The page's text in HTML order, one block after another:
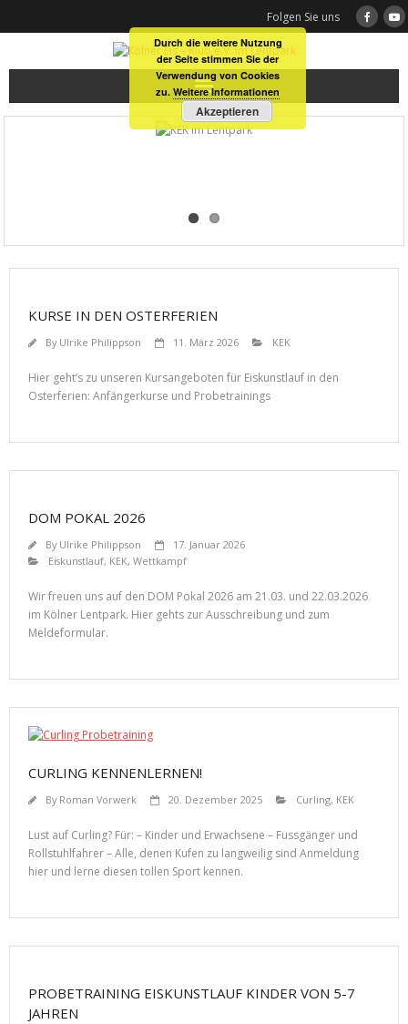
Folgen Sie uns
KURSE IN DEN OSTERFERIEN
By Ulrike Philippson 11. März 2026 KEK
Hier geht’s zu unseren Kursangeboten für Eiskunstlauf in den
Osterferien: Anfängerkurse und Probetrainings
DOM POKAL 2026
By Ulrike Philippson
17. Januar 2026
Eiskunstlauf, KEK, Wettkampf
Wir freuen uns auf den DOM Pokal 2026 am 21.03. und 22.03.2026
im Kölner Lentpark. Hier gehts zur Ausschreibung und zum
Meldeformular.
CURLING KENNENLERNEN!
By Roman Vorwerk 20. Dezember 2025 Curling, KEK
Lust auf Curling? Für: – Kinder und Erwachsene – Fussgänger und
Rollstuhlfahrer – Alle, denen Kufen zu langweilig sind Anmeldung
hier und lerne diesen tollen Sport kennen.
PROBETRAINING EISKUNSTLAUF KINDER VON 5-7
JAHREN
Durch die weitere Nutzung
der Seite stimmen Sie der
Verwendung von Cookies
zu. Weitere Informationen
Akzeptieren